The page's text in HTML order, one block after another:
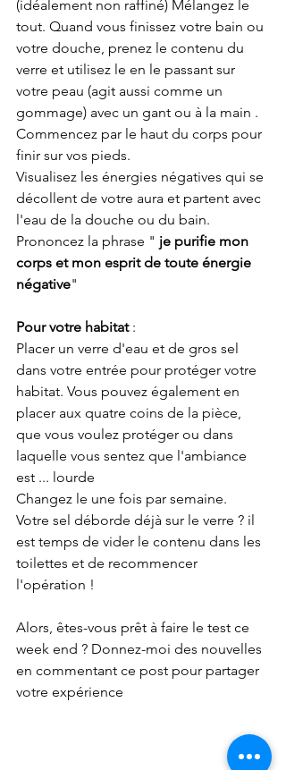
(idéalement non raffiné) Mélangez le
tout. Quand vous finissez votre bain ou
votre douche, prenez le contenu du
verre et utilisez le en le passant sur
votre peau (agit aussi comme un
gommage) avec un gant ou à la main .
Commencez par le haut du corps pour
finir sur vos pieds.
Visualisez les énergies négatives qui se
décollent de votre aura et partent avec
l'eau de la douche ou du bain.
Prononcez la phrase " je purifie mon
corps et mon esprit de toute énergie
négative"
Pour votre habitat :
Placer un verre d'eau et de gros sel
dans votre entrée pour protéger votre
habitat. Vous pouvez également en
placer aux quatre coins de la pièce,
que vous voulez protéger ou dans
laquelle vous sentez que l'ambiance
est ... lourde
Changez le une fois par semaine.
Votre sel déborde déjà sur le verre ? il
est temps de vider le contenu dans les
toilettes et de recommencer
l'opération !
Alors, êtes-vous prêt à faire le test ce
week end ? Donnez-moi des nouvelles
en commentant ce post pour partager
votre expérience